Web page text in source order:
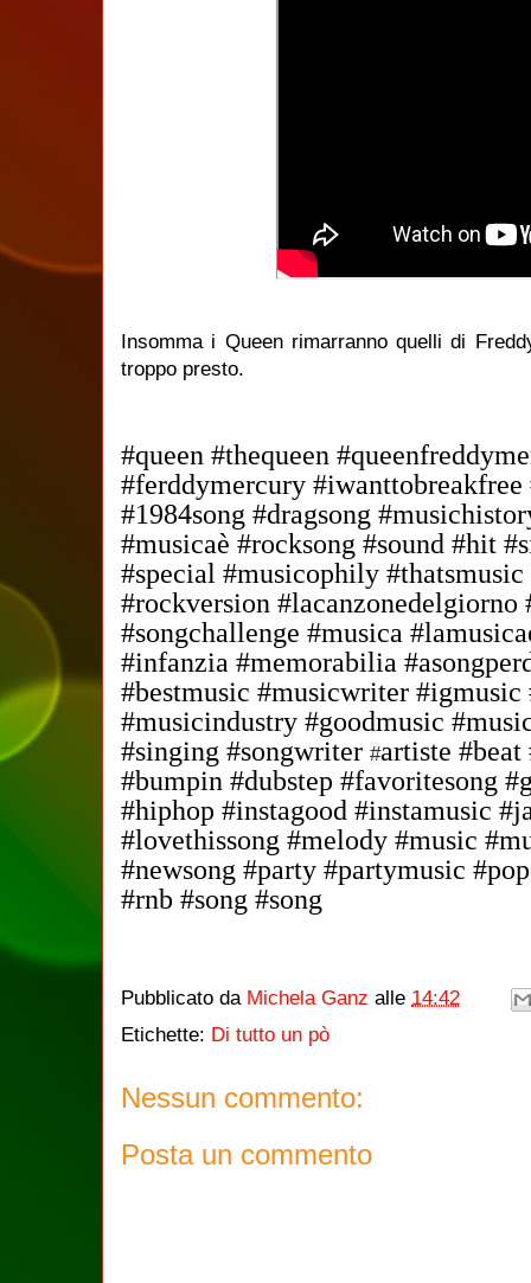
Insomma i Queen rimarranno quelli di
troppo presto.
#queen #thequeen
#ferddymercury
#1984song #dragsong
#musicaè #rocksong #sound #hit
#special #musicophily #thatsmusic
#rockversion #lacanzonedelgiorno
#songchallenge #musica
#infanzia #memorabilia
#bestmusic #musicwriter
#musicindustry #goodmusic
#singing #songwriter #artiste #beat
#bumpin #dubstep #favoritesong
#hiphop #instagood #instamusic
#lovethissong #melody #music
#newsong #party #partymusic
#rnb #song #song
Pubblicato da Michela Ganz alle 14:42
Etichette: Di tutto un pò
Nessun commento:
Posta un commento